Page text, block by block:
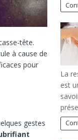
tête.
à cause de
pour
gestes
La
est